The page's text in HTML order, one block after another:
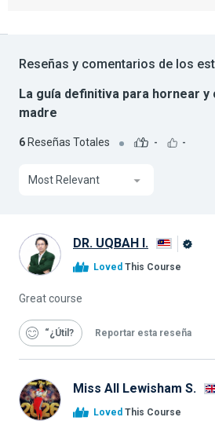
Reseñas y comentarios de los
La guía definitiva para hornear
madre
6 Reseñas Totales - -
Most Relevant
DR. UQBAH I.
Loved This Course
Great course
“¿Útil Reportar esta reseña
Miss All Lewisham S.
Loved This Course